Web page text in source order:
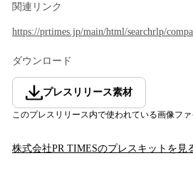
関連リンク
https://prtimes.jp/main/html/searchrlp/
ダウンロード
プレスリリース素材
このプレスリリース内で使われている画像フ
株式会社PR TIMESのプレスキットを見